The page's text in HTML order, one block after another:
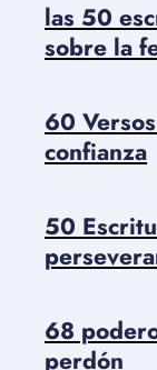
las 50
sobre la
60
confianza
50
68
perdón